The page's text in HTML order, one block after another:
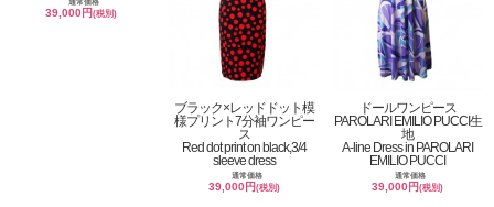
通常価格
39,000円(税別)
ブラック×レッドドット模
様プリント7分袖ワンピー
ス
Red dot print on black,3/4
sleeve dress
通常価格
39,000円(税別)
ドールワンピース
PAROLARI EMILIO PUCCI生
地
A-line Dress in PAROLARI
EMILIO PUCCI
通常価格
39,000円(税別)